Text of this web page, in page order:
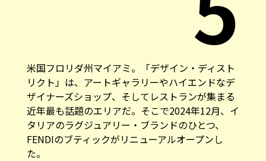
米国フロリダ州マイアミ。「デザイン・ディスト
リクト」は、アートギャラリーやハイエンドなデ
ザイナーズショップ、そしてレストランが集まる
近年最も話題のエリアだ。そこで2024年12月、イ
タリアのラグジュアリー・ブランドのひとつ、
FENDIのブティックがリニューアルオープンし
た。